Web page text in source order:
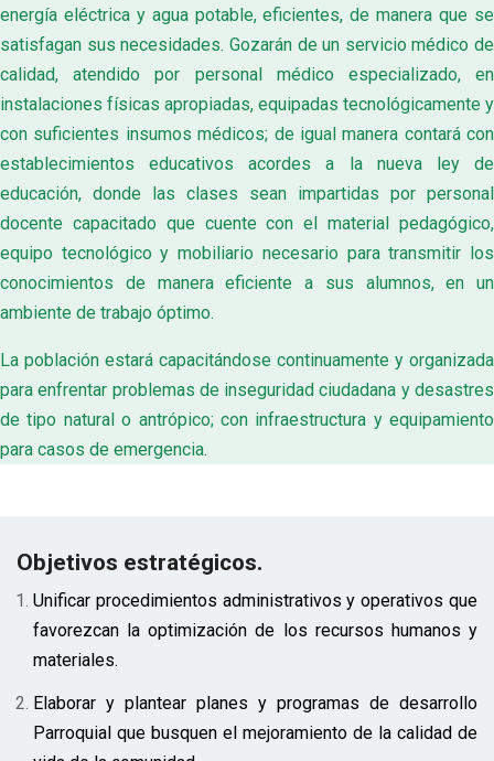
energía eléctrica y agua potable, eficientes, de manera que se
satisfagan sus necesidades. Gozarán de un servicio médico de
calidad, atendido por personal médico especializado, en
instalaciones físicas apropiadas, equipadas tecnológicamente y
con suficientes insumos médicos; de igual manera contará con
establecimientos educativos acordes a la nueva ley de
educación, donde las clases sean impartidas por personal
docente capacitado que cuente con el material pedagógico,
equipo tecnológico y mobiliario necesario para transmitir los
conocimientos de manera eficiente a sus alumnos, en un
ambiente de trabajo óptimo.
La población estará capacitándose continuamente y organizada
para enfrentar problemas de inseguridad ciudadana y desastres
de tipo natural o antrópico; con infraestructura y equipamiento
para casos de emergencia.
Objetivos estratégicos.
Unificar procedimientos administrativos y operativos que
favorezcan la optimización de los recursos humanos y
materiales.
Elaborar y plantear planes y programas de desarrollo
Parroquial que busquen el mejoramiento de la calidad de